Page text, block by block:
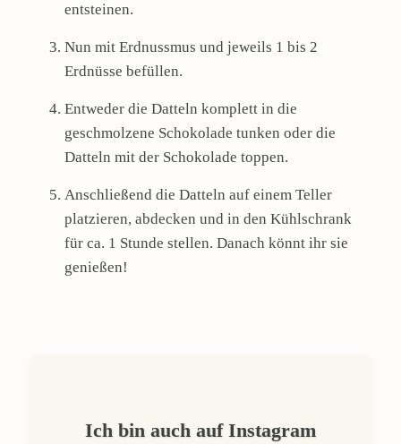
entsteinen.
Nun mit Erdnussmus und jeweils 1 bis 2
Erdnüsse befüllen.
Entweder die Datteln komplett in die
geschmolzene Schokolade tunken oder die
Datteln mit der Schokolade toppen.
Anschließend die Datteln auf einem Teller
platzieren, abdecken und in den Kühlschrank
für ca. 1 Stunde stellen. Danach könnt ihr sie
genießen!
Ich bin auch auf Instagram